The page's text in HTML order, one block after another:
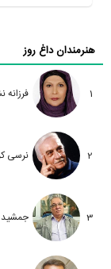
هنرمندان داغ روز
1 فرزانه
2 نرسی
3 جمشید